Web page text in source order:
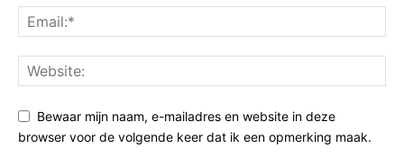
Bewaar mijn naam, e-mailadres en website in deze
browser voor de volgende keer dat ik een opmerking maak.